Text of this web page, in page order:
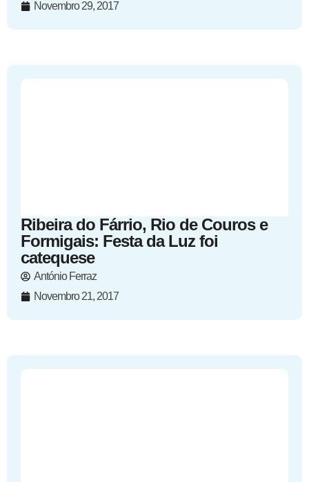
Novembro 29, 2017
Ribeira do Fárrio, Rio de Couros e
Formigais: Festa da Luz foi
catequese
António Ferraz
Novembro 21, 2017